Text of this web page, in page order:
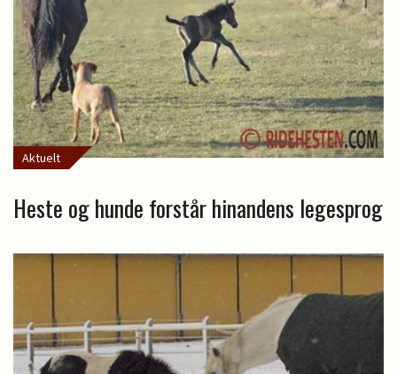
Aktuelt
Heste og hunde forstår hinandens legesprog